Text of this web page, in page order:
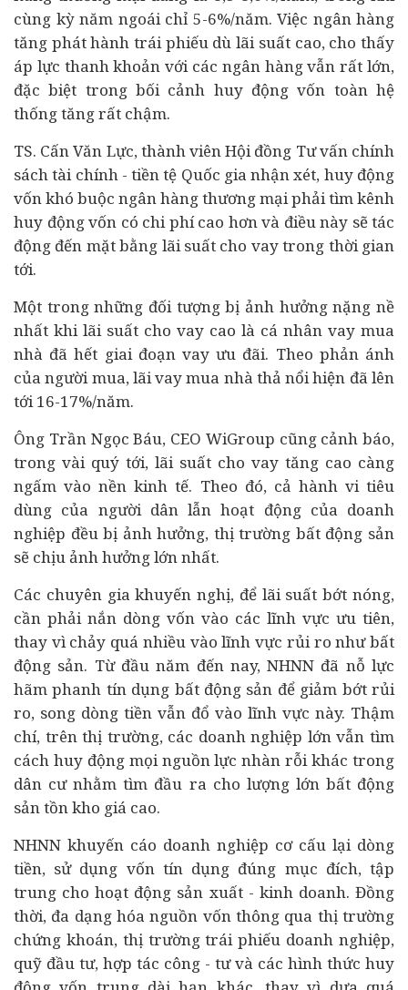
cùng kỳ năm ngoái chỉ 5-6%/năm. Việc ngân hàng
tăng phát hành trái phiếu dù lãi suất cao, cho thấy
áp lực thanh khoản với các ngân hàng vẫn rất lớn,
đặc biệt trong bối cảnh huy động vốn toàn hệ
thống tăng rất chậm.
TS. Cấn Văn Lực, thành viên Hội đồng Tư vấn chính
sách tài chính - tiền tệ Quốc gia nhận xét, huy động
vốn khó buộc ngân hàng thương mại phải tìm kênh
huy động vốn có chi phí cao hơn và điều này sẽ tác
động đến mặt bằng lãi suất cho vay trong thời gian
tới.
Một trong những đối tượng bị ảnh hưởng nặng nề
nhất khi lãi suất cho vay cao là cá nhân vay mua
nhà đã hết giai đoạn vay ưu đãi. Theo phản ánh
của người mua, lãi vay mua nhà thả nổi hiện đã lên
tới 16-17%/năm.
Ông Trần Ngọc Báu, CEO WiGroup cũng cảnh báo,
trong vài quý tới, lãi suất cho vay tăng cao càng
ngấm vào nền kinh tế. Theo đó, cả hành vi tiêu
dùng của người dân lẫn hoạt động của doanh
nghiệp đều bị ảnh hưởng, thị trường bất động sản
sẽ chịu ảnh hưởng lớn nhất.
Các chuyên gia khuyến nghị, để lãi suất bớt nóng,
cần phải nắn dòng vốn vào các lĩnh vực ưu tiên,
thay vì chảy quá nhiều vào lĩnh vực rủi ro như bất
động sản. Từ đầu năm đến nay, NHNN đã nỗ lực
hãm phanh tín dụng bất động sản để giảm bớt rủi
ro, song dòng tiền vẫn đổ vào lĩnh vực này. Thậm
chí, trên thị trường, các doanh nghiệp lớn vẫn tìm
cách huy động mọi nguồn lực nhàn rỗi khác trong
dân cư nhằm tìm đầu ra cho lượng lớn bất động
sản tồn kho giá cao.
NHNN khuyến cáo doanh nghiệp cơ cấu lại dòng
tiền, sử dụng vốn tín dụng đúng mục đích, tập
trung cho hoạt động sản xuất - kinh doanh. Đồng
thời, đa dạng hóa nguồn vốn thông qua thị trường
chứng khoán, thị trường trái phiếu doanh nghiệp,
quỹ đầu tư, hợp tác công - tư và các hình thức huy